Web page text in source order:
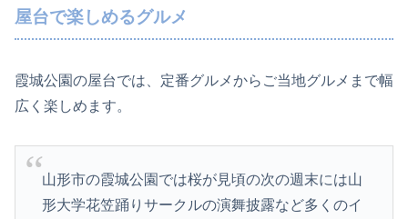
屋台で楽しめるグルメ
霞城公園の屋台では、定番グルメからご当地グルメまで幅
広く楽しめます。
山形市の霞城公園では桜が見頃の次の週末には山
形大学花笠踊りサークルの演舞披露など多くのイ